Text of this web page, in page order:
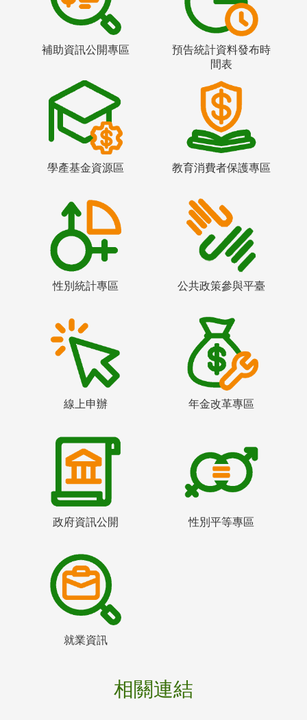
補助資訊公開專區
預告統計資料發布時
間表
學產基金資源區 教育消費者保護專區
性別統計專區 公共政策參與平臺
線上申辦 年金改革專區
政府資訊公開 性別平等專區
就業資訊
相關連結